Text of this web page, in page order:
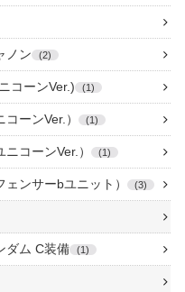
ノン 2
コーンVer.) 1
ーンVer.） 1
コーンVer.） 1
ンサーbユニット） 3
ダム C装備 1